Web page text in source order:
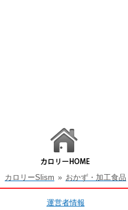
カロリーSlism » おかず・加工食品
運営者情報